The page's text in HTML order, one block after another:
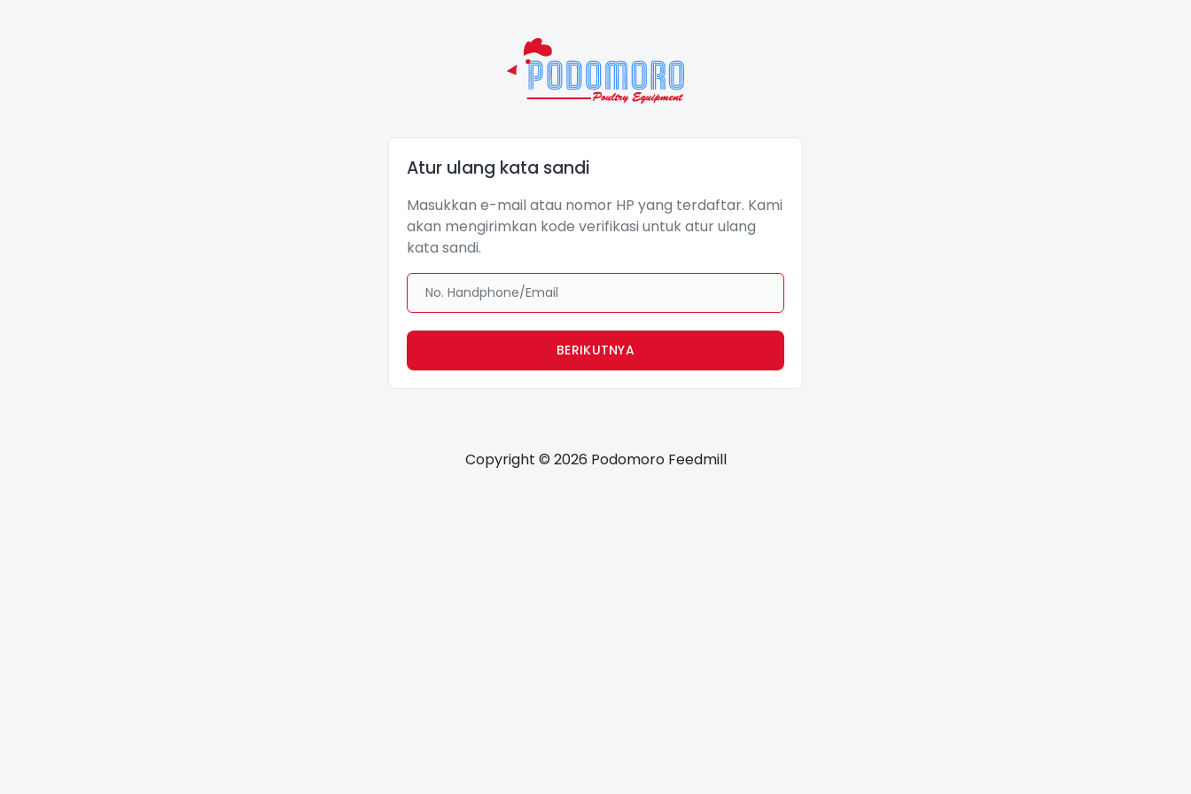
Atur ulang kata sandi
Masukkan e-mail atau nomor HP yang terdaftar. Kami
akan mengirimkan kode verifikasi untuk atur ulang
kata sandi.
BERIKUTNYA
Copyright © 2026 Podomoro Feedmill